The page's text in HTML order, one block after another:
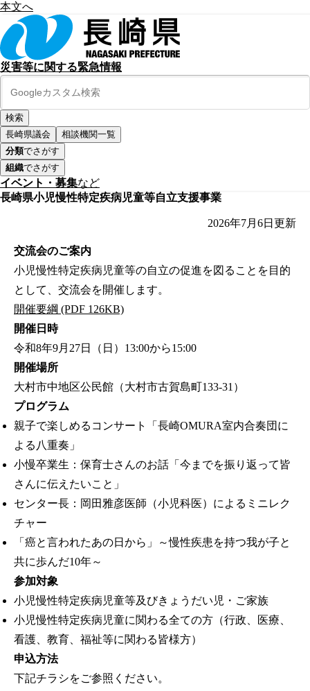
本文へ
災害等に関する緊急情報
長崎県議会
相談機関一覧
分類でさがす
組織でさがす
イベント・募集など
長崎県小児慢性特定疾病児童等自立支援事業
2026年7月6日 更新
交流会のご案内
小児慢性特定疾病児童等の自立の促進を図ることを目的
として、交流会を開催します。
開催要綱 (PDF 126KB)
開催日時
令和8年9月27日（日）13:00から15:00
開催場所
大村市中地区公民館（大村市古賀島町133-31）
プログラム
親子で楽しめるコンサート「長崎OMURA室内合奏団に
よる八重奏」
小慢卒業生：保育士さんのお話「今までを振り返って皆
さんに伝えたいこと」
センター長：岡田雅彦医師（小児科医）によるミニレク
チャー
「癌と言われたあの日から」～慢性疾患を持つ我が子と
共に歩んだ10年～
参加対象
小児慢性特定疾病児童等及びきょうだい児・ご家族
小児慢性特定疾病児童に関わる全ての方（行政、医療、
看護、教育、福祉等に関わる皆様方）
申込方法
下記チラシをご参照ください。